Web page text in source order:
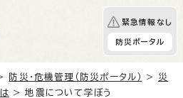
緊急情報なし
防災ポータル
防災・危機管理（防災ポータル） > 災
> 地震について学ぼう